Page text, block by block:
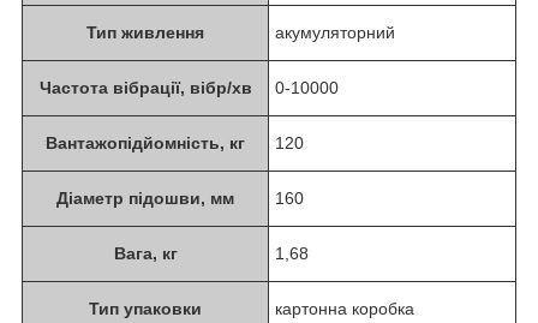
Тип живлення акумуляторний
Частота вібрації, вібр/хв 0-10000
Вантажопідйомність, кг 120
Діаметр підошви, мм 160
Вага, кг 1,68
Тип упаковки картонна коробка